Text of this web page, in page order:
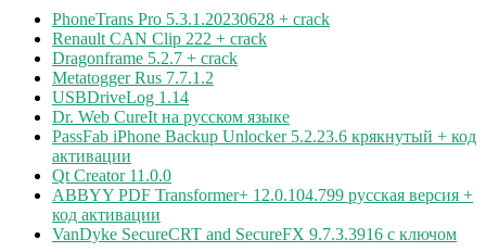
PhoneTrans Pro 5.3.1.20230628 + crack
Renault CAN Clip 222 + crack
Dragonframe 5.2.7 + crack
Metatogger Rus 7.7.1.2
USBDriveLog 1.14
Dr. Web CureIt на русском языке
PassFab iPhone Backup Unlocker 5.2.23.6 крякнутый + код
активации
Qt Creator 11.0.0
ABBYY PDF Transformer+ 12.0.104.799 русская версия +
код активации
VanDyke SecureCRT and SecureFX 9.7.3.3916 с ключом